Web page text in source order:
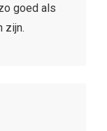
goed als
zijn.